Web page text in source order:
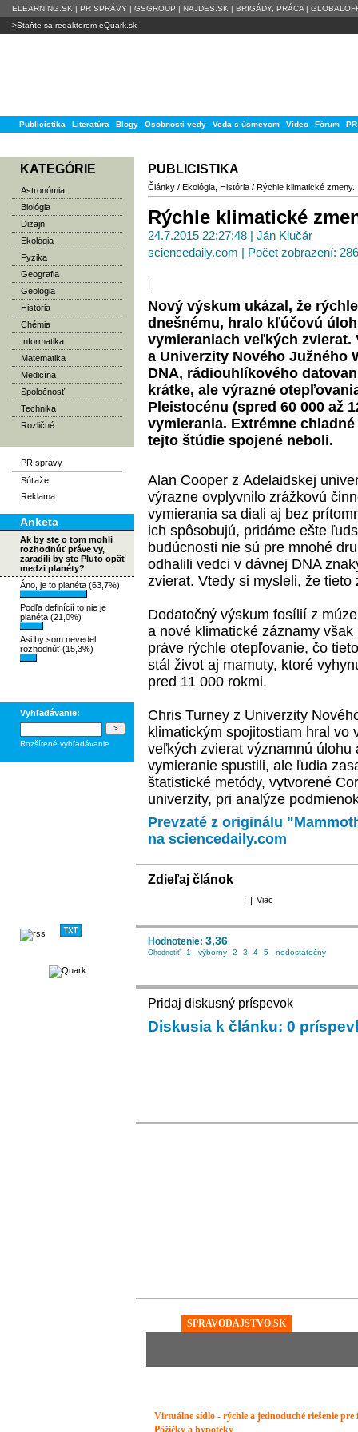
ELEARNING.SK | PR SPRÁVY | GSGROUP | NAJDES.SK | BRIGÁDY, PRÁCA |
>Staňte sa redaktorom eQuark.sk
Publicistika Literatúra Blogy Osobnosti vedy Veda s úsmevom Video Fórum
KATEGÓRIE
Astronómia
Biológia
Dizajn
Ekológia
Fyzika
Geografia
Geológia
História
Chémia
Informatika
Matematika
Medicína
Spoločnosť
Technika
Rozličné
PR správy
Súťaže
Reklama
Anketa
Ak by ste o tom mohli
rozhodnúť práve vy,
zaradili by ste Pluto opäť
medzi planéty?
Áno, je to planéta (63,7%)
Podľa definícií to nie je
planéta (21,0%)
Asi by som nevedel
rozhodnúť (15,3%)
Vyhľadávanie:
Rozšírené vyhľadávanie
PUBLICISTIKA
Články / Ekológia História / Rýchle klimatické
Rýchle klimatické
24.7.2015 22:27:48 | Ján Klučár
sciencedaily.com | Počet zobrazení:
Nový výskum ukázal, že
dnešnému, hralo kľúčovú
vymieraniach veľkých zvierat.
a Univerzity Nového Južného
DNA, rádiouhlíkového
krátke, ale výrazné
Pleistocénu (spred 60 000 až
vymierania. Extrémne
tejto štúdie spojené neboli.
Alan Cooper z Adelaidskej
výrazne ovplyvnilo zrážkovú
vymierania sa diali aj bez
ich spôsobujú, pridáme ešte
budúcnosti nie sú pre mnohé
odhalili vedci v dávnej DNA
zvierat. Vtedy si mysleli, že
Dodatočný výskum fosílií z
a nové klimatické záznamy
práve rýchle otepľovanie, čo
stál život aj mamuty, ktoré
pred 11 000 rokmi.
Chris Turney z Univerzity
klimatickým spojitostiam hral
veľkých zvierat významnú
vymieranie spustili, ale ľudia
štatistické metódy, vytvorené
univerzity, pri analýze
Prevzaté z originálu
na sciencedaily.com
Zdieľaj článok
| | Viac
Hodnotenie: 3,36
Ohodnotiť: 1 - výborný 2 3 4 5 - nedostatočný
Pridaj diskusný príspevok
Diskusia k článku: 0